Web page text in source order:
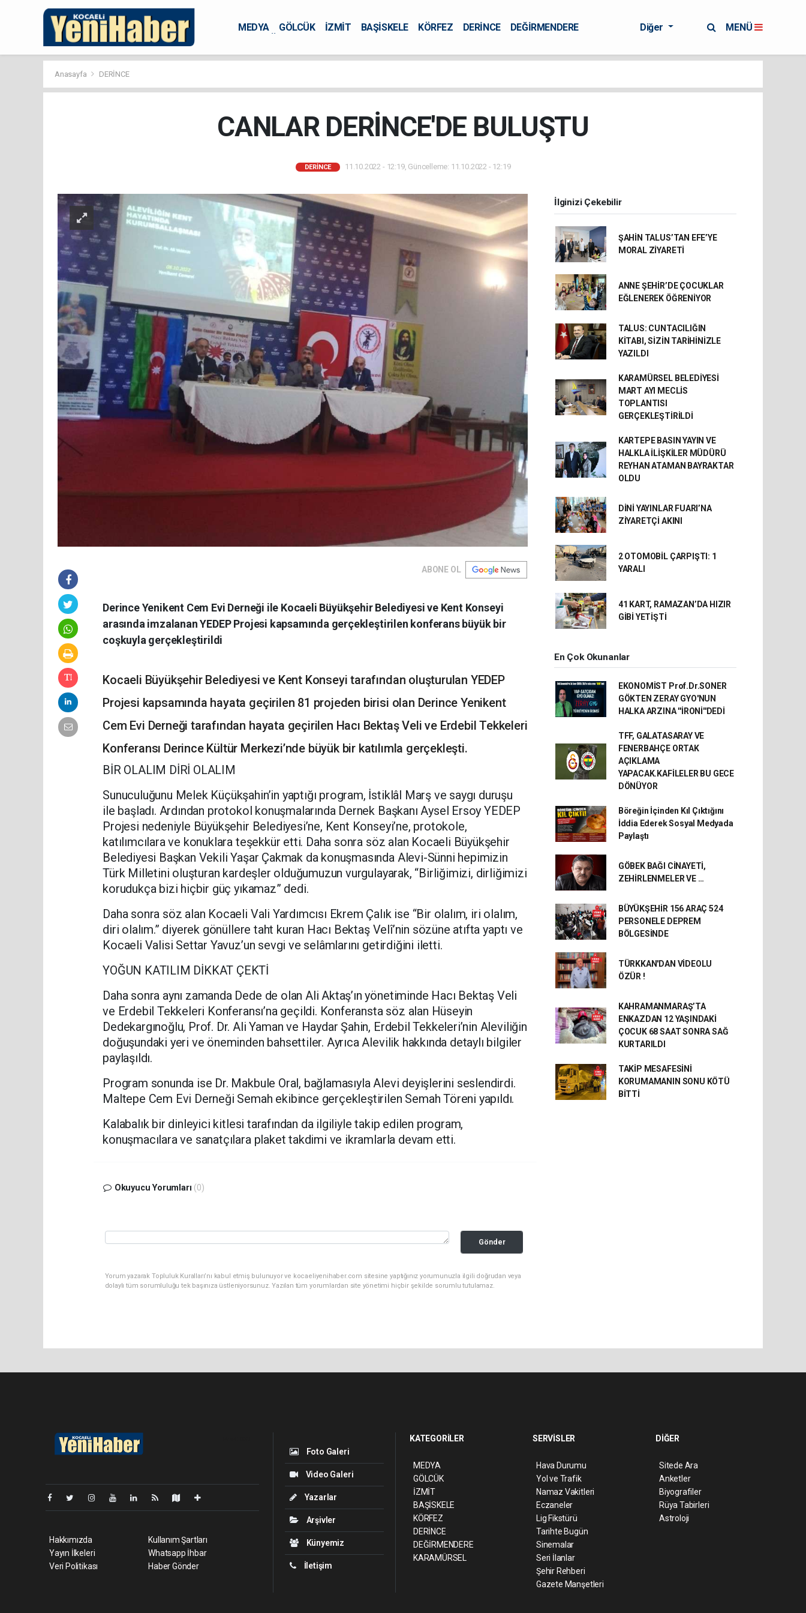
MEDYA GÖLCÜK İZMİT BAŞİSKELE KÖRFEZ DERİNCE
DEĞİRMENDERE
Diğer MENÜ
Anasayfa DERİNCE
CANLAR DERİNCE'DE BULUŞTU
DERİNCE 11.10.2022 - 12:19, Güncelleme: 11.10.2022 - 12:19
ABONE OL
Derince Yenikent Cem Evi Derneği ile Kocaeli Büyükşehir Belediyesi ve Kent Konseyi
arasında imzalanan YEDEP Projesi kapsamında gerçekleştirilen konferans büyük bir
coşkuyla gerçekleştirildi
Kocaeli Büyükşehir Belediyesi ve Kent Konseyi tarafından oluşturulan YEDEP
Projesi kapsamında hayata geçirilen 81 projeden birisi olan Derince Yenikent
Cem Evi Derneği tarafından hayata geçirilen Hacı Bektaş Veli ve Erdebil Tekkeleri
Konferansı Derince Kültür Merkezi’nde büyük bir katılımla gerçekleşti.
BİR OLALIM DİRİ OLALIM
Sunuculuğunu Melek Küçükşahin’in yaptığı program, İstiklâl Marş ve saygı duruşu
ile başladı. Ardından protokol konuşmalarında Dernek Başkanı Aysel Ersoy YEDEP
Projesi nedeniyle Büyükşehir Belediyesi’ne, Kent Konseyi’ne, protokole,
katılımcılara ve konuklara teşekkür etti. Daha sonra söz alan Kocaeli Büyükşehir
Belediyesi Başkan Vekili Yaşar Çakmak da konuşmasında Alevi-Sünni hepimizin
Türk Milletini oluşturan kardeşler olduğumuzun vurgulayarak, “Birliğimizi, dirliğimizi
korudukça bizi hiçbir güç yıkamaz” dedi.
Daha sonra söz alan Kocaeli Vali Yardımcısı Ekrem Çalık ise “Bir olalım, iri olalım,
diri olalım.” diyerek gönüllere taht kuran Hacı Bektaş Velî’nin sözüne atıfta yaptı ve
Kocaeli Valisi Settar Yavuz’un sevgi ve selâmlarını getirdiğini iletti.
YOĞUN KATILIM DİKKAT ÇEKTİ
Daha sonra aynı zamanda Dede de olan Ali Aktaş’ın yönetiminde Hacı Bektaş Veli
ve Erdebil Tekkeleri Konferansı’na geçildi. Konferansta söz alan Hüseyin
Dedekargınoğlu, Prof. Dr. Ali Yaman ve Haydar Şahin, Erdebil Tekkeleri’nin Aleviliğin
doğuşundaki yeri ve öneminden bahsettiler. Ayrıca Alevilik hakkında detaylı bilgiler
paylaşıldı.
Program sonunda ise Dr. Makbule Oral, bağlamasıyla Alevi deyişlerini seslendirdi.
Maltepe Cem Evi Derneği Semah ekibince gerçekleştirilen Semah Töreni yapıldı.
Kalabalık bir dinleyici kitlesi tarafından da ilgiliyle takip edilen program,
konuşmacılara ve sanatçılara plaket takdimi ve ikramlarla devam etti.
Okuyucu Yorumları (0)
Gönder
Yorum yazarak Topluluk Kuralları’nı kabul etmiş bulunuyor ve kocaeliyenihaber.com sitesine yaptığınız yorumunuzla ilgili doğrudan veya
dolaylı tüm sorumluluğu tek başınıza üstleniyorsunuz. Yazılan tüm yorumlardan site yönetimi hiçbir şekilde sorumlu tutulamaz.
İlginizi Çekebilir
ŞAHİN TALUS’TAN EFE’YE
MORAL ZİYARETİ
ANNE ŞEHİR’DE ÇOCUKLAR
EĞLENEREK ÖĞRENİYOR
TALUS: CUNTACILIĞIN
KİTABI, SİZİN TARİHİNİZLE
YAZILDI
KARAMÜRSEL BELEDİYESİ
MART AYI MECLİS
TOPLANTISI
GERÇEKLEŞTİRİLDİ
KARTEPE BASIN YAYIN VE
HALKLA İLİŞKİLER MÜDÜRÜ
REYHAN ATAMAN BAYRAKTAR
OLDU
DİNİ YAYINLAR FUARI’NA
ZİYARETÇİ AKINI
2 OTOMOBİL ÇARPIŞTI: 1
YARALI
41 KART, RAMAZAN’DA HIZIR
GİBİ YETİŞTİ
En Çok Okunanlar
EKONOMİST Prof.Dr.SONER
GÖKTEN ZERAY GYO'NUN
HALKA ARZINA ''İRONİ''DEDİ
TFF, GALATASARAY VE
FENERBAHÇE ORTAK
AÇIKLAMA
YAPACAK.KAFİLELER BU GECE
DÖNÜYOR
Böreğin İçinden Kıl Çıktığını
İddia Ederek Sosyal Medyada
Paylaştı
GÖBEK BAĞI CİNAYETİ,
ZEHİRLENMELER VE …
BÜYÜKŞEHİR 156 ARAÇ 524
PERSONELE DEPREM
BÖLGESİNDE
TÜRKKAN'DAN VİDEOLU
ÖZÜR !
KAHRAMANMARAŞ’TA
ENKAZDAN 12 YAŞINDAKİ
ÇOCUK 68 SAAT SONRA SAĞ
KURTARILDI
TAKİP MESAFESİNİ
KORUMAMANIN SONU KÖTÜ
BİTTİ
Hakkımızda
Yayın İlkeleri
Veri Politikası
Kullanım Şartları
Whatsapp İhbar
Haber Gönder
Foto Galeri
Video Galeri
Yazarlar
Arşivler
Künyemiz
İletişim
KATEGORİLER
MEDYA
GÖLCÜK
İZMİT
BAŞİSKELE
KÖRFEZ
DERİNCE
DEĞİRMENDERE
KARAMÜRSEL
SERVİSLER
Hava Durumu
Yol ve Trafik
Namaz Vakitleri
Eczaneler
Lig Fikstürü
Tarihte Bugün
Sinemalar
Seri İlanlar
Şehir Rehberi
Gazete Manşetleri
DİĞER
Sitede Ara
Anketler
Biyografiler
Rüya Tabirleri
Astroloji